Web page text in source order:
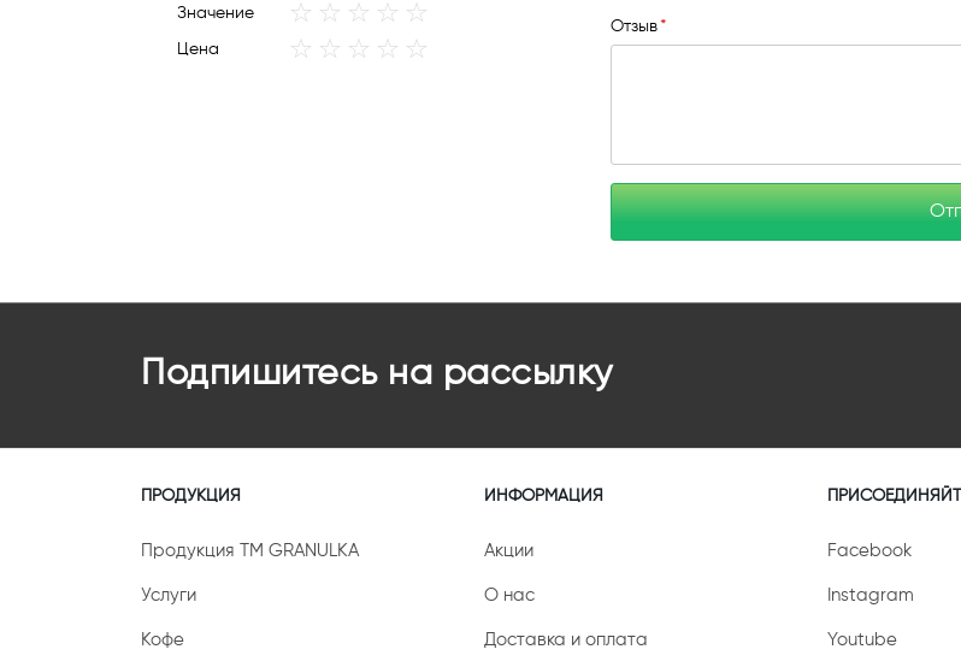
Значение
1
2
3
4
Цена
1
2
3
4
Отзыв
Подпишитесь на рассылку
ПРОДУКЦИЯ
Продукция ТМ GRANULKA
Услуги
Кофе
ИНФОРМАЦИЯ
Акции
О нас
Доставка и оплата
Facebook
Instagram
Youtube